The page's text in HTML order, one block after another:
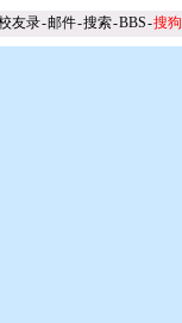
友录-邮件-搜索-BBS-搜狗